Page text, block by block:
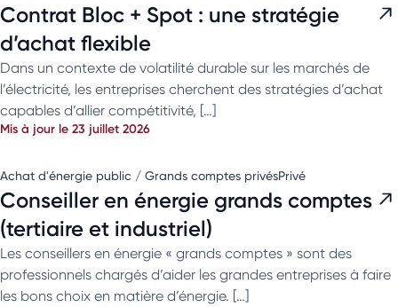
Contrat Bloc + Spot : une stratégie
d’achat flexible
Dans un contexte de volatilité durable sur les marchés de
l’électricité, les entreprises cherchent des stratégies d’achat
capables d’allier compétitivité, […]
Mis à jour le 23 juillet 2026
Achat d'énergie public / Grands comptes privésPrivé
Conseiller en énergie grands comptes
(tertiaire et industriel)
Les conseillers en énergie « grands comptes » sont des
professionnels chargés d’aider les grandes entreprises à faire
les bons choix en matière d’énergie. […]